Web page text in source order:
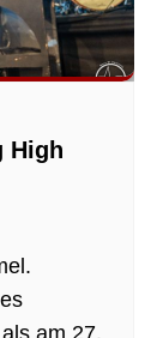
High